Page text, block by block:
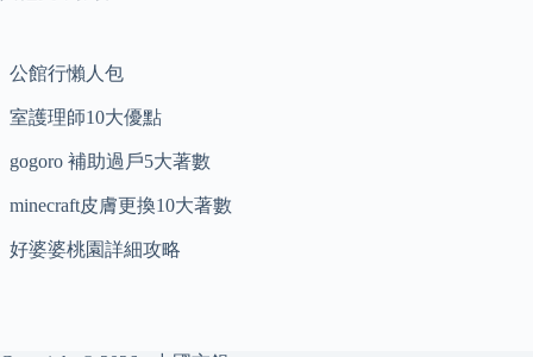
公館行懶人包
室護理師10大優點
gogoro 補助過戶5大著數
minecraft皮膚更換10大著數
好婆婆桃園詳細攻略